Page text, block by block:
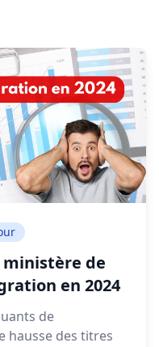
de
en 2024
de
hausse des titres